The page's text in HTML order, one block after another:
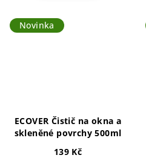
Novinka
ECOVER Čistič na okna a
skleněné povrchy 500ml
139 Kč